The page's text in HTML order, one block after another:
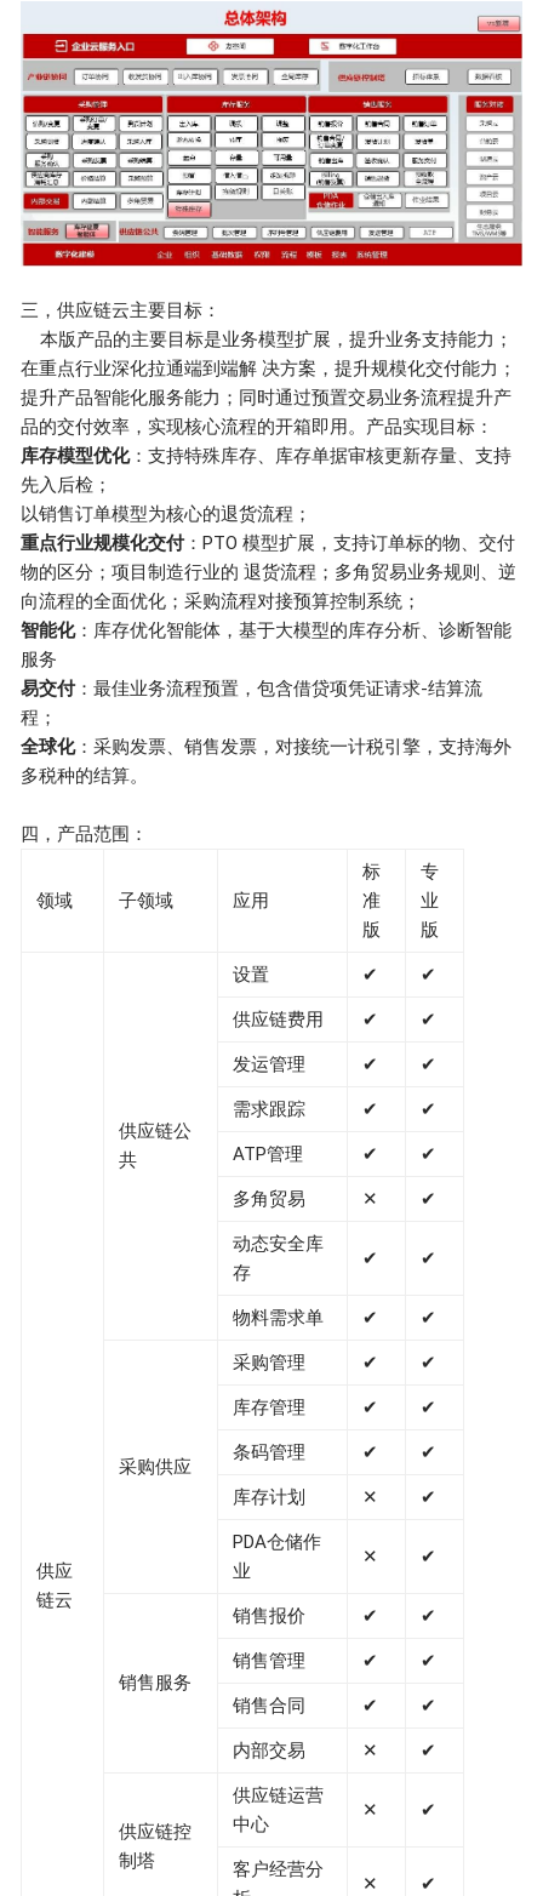
三，供应链云主要目标：
本版产品的主要目标是业务模型扩展，提升业务支持能力；
在重点行业深化拉通端到端解 决方案，提升规模化交付能力；
提升产品智能化服务能力；同时通过预置交易业务流程提升产
品的交付效率，实现核心流程的开箱即用。产品实现目标：
库存模型优化：支持特殊库存、库存单据审核更新存量、支持
先入后检；
以销售订单模型为核心的退货流程；
重点行业规模化交付：PTO 模型扩展，支持订单标的物、交付
物的区分；项目制造行业的 退货流程；多角贸易业务规则、逆
向流程的全面优化；采购流程对接预算控制系统；
智能化：库存优化智能体，基于大模型的库存分析、诊断智能
服务
易交付：最佳业务流程预置，包含借贷项凭证请求-结算流
程；
全球化：采购发票、销售发票，对接统一计税引擎，支持海外
多税种的结算。
四，产品范围：
领域 子领域 应用
标
准
版
专
业
版
供应
链云
供应链公
共
设置 ✔ ✔
供应链费用 ✔ ✔
发运管理 ✔ ✔
需求跟踪 ✔ ✔
ATP管理 ✔ ✔
多角贸易 ✕ ✔
动态安全库
存
✔ ✔
物料需求单 ✔ ✔
采购供应
采购管理 ✔ ✔
库存管理 ✔ ✔
条码管理 ✔ ✔
库存计划 ✕ ✔
PDA仓储作
业
✕ ✔
销售服务
销售报价 ✔ ✔
销售管理 ✔ ✔
销售合同 ✔ ✔
内部交易 ✕ ✔
供应链控
制塔
供应链运营
中心
✕ ✔
客户经营分
✕ ✔